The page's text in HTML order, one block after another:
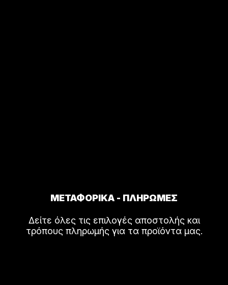
ΜΕΤΑΦΟΡΙΚΑ - ΠΛΗΡΩΜΕΣ
Δείτε όλες τις επιλογές αποστολής και
τρόπους πληρωμής για τα προϊόντα μας.